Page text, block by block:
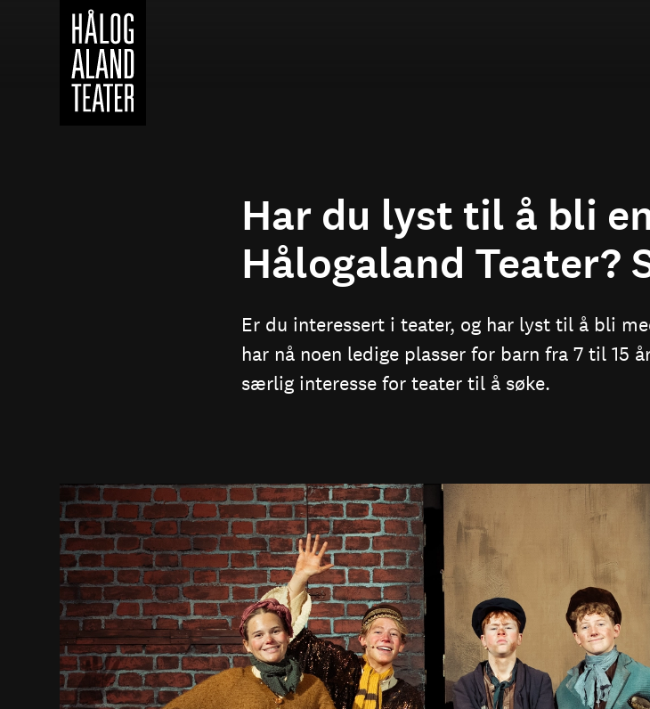
hovedinnhold
Har du lyst til å bli
Hålogaland Teater?
Er du interessert i teater, og har lyst til å bli
har nå noen ledige plasser for barn fra 7 til 15
særlig interesse for teater til å søke.